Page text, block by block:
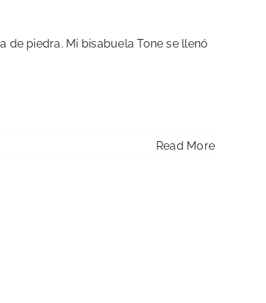
piedra. Mi bisabuela Tone se llenó
Read More